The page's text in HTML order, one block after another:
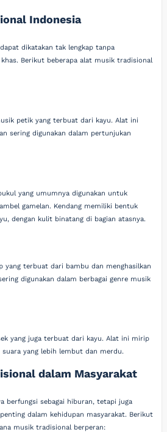
Indonesia
dikatakan tak lengkap tanpa
Berikut beberapa alat musik tradisional
petik yang terbuat dari kayu. Alat ini
sering digunakan dalam pertunjukan
yang umumnya digunakan untuk
gamelan. Kendang memiliki bentuk
dengan kulit binatang di bagian atasnya.
yang terbuat dari bambu dan menghasilkan
digunakan dalam berbagai genre musik
yang juga terbuat dari kayu. Alat ini mirip
suara yang lebih lembut dan merdu.
dalam Masyarakat
berfungsi sebagai hiburan, tetapi juga
dalam kehidupan masyarakat. Berikut
musik tradisional berperan: